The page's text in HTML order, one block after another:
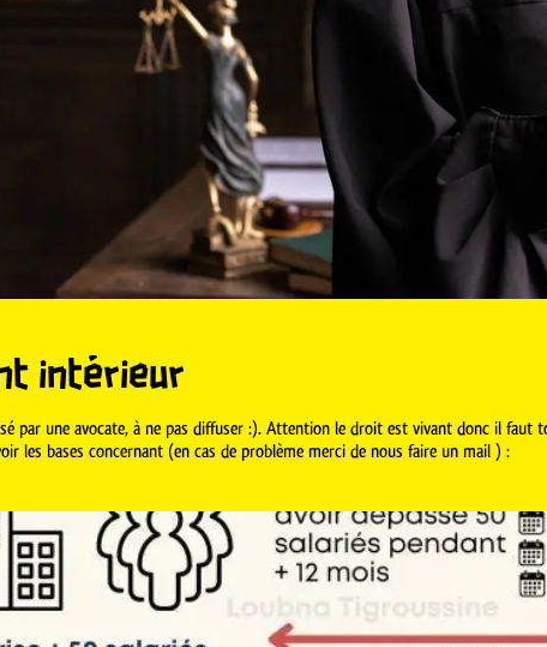
intérieur
par une avocate, à ne pas diffuser :). Attention le droit est vivant donc il faut
les bases concernant (en cas de problème merci de nous faire un mail ) :